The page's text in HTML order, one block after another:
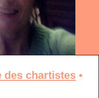
des chartistes •